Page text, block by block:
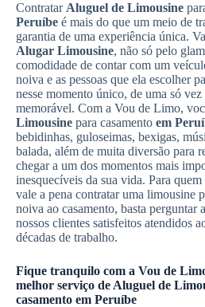
Contratar Aluguel de Limousine
Peruíbe é mais do que um meio de
garantia de uma experiência única.
Alugar Limousine, não só pelo
comodidade de contar com um
noiva e as pessoas que ela escolher
nesse momento único, de uma só vez
memorável. Com a Vou de Limo,
Limousine para casamento em
bebidinhas, guloseimas, bexigas,
balada, além de muita diversão para
chegar a um dos momentos mais
inesquecíveis da sua vida. Para quem
vale a pena contratar uma limousine
noiva ao casamento, basta perguntar
nossos clientes satisfeitos atendidos
décadas de trabalho.
Fique tranquilo com a Vou de
melhor serviço de Aluguel de
casamento em Peruíbe